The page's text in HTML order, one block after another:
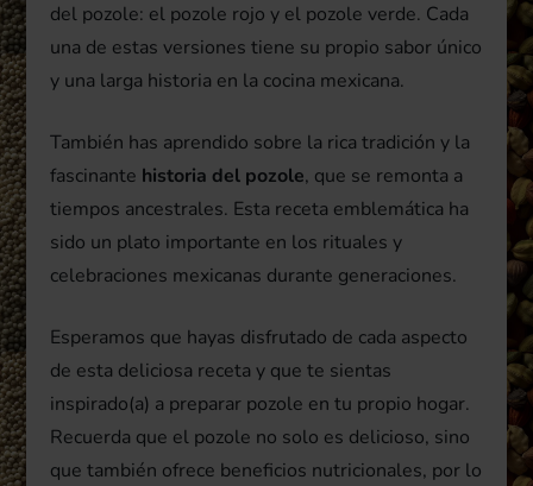
del pozole: el pozole rojo y el pozole verde. Cada
una de estas versiones tiene su propio sabor único
y una larga historia en la cocina mexicana.
También has aprendido sobre la rica tradición y la
fascinante historia del pozole, que se remonta a
tiempos ancestrales. Esta receta emblemática ha
sido un plato importante en los rituales y
celebraciones mexicanas durante generaciones.
Esperamos que hayas disfrutado de cada aspecto
de esta deliciosa receta y que te sientas
inspirado(a) a preparar pozole en tu propio hogar.
Recuerda que el pozole no solo es delicioso, sino
que también ofrece beneficios nutricionales, por lo